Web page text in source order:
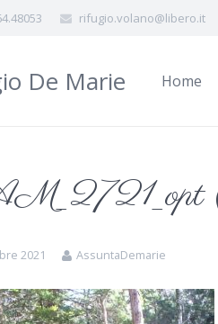
rifugio.volano@libero.it
De Marie Home
2021 AssuntaDemarie